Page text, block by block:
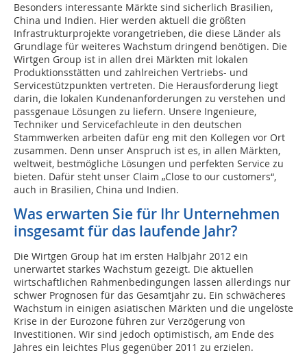
Besonders interessante Märkte sind sicherlich Brasilien,
China und Indien. Hier werden aktuell die größten
Infrastrukturprojekte vorangetrieben, die diese Länder als
Grundlage für weiteres Wachstum dringend benötigen. Die
Wirtgen Group ist in allen drei Märkten mit lokalen
Produktionsstätten und zahlreichen Vertriebs- und
Servicestützpunkten vertreten. Die Herausforderung liegt
darin, die lokalen Kundenanforderungen zu verstehen und
passgenaue Lösungen zu liefern. Unsere Ingenieure,
Techniker und Servicefachleute in den deutschen
Stammwerken arbeiten dafür eng mit den Kollegen vor Ort
zusammen. Denn unser Anspruch ist es, in allen Märkten,
weltweit, bestmögliche Lösungen und perfekten Service zu
bieten. Dafür steht unser Claim „Close to our customers“,
auch in Brasilien, China und Indien.
Was erwarten Sie für Ihr Unternehmen
insgesamt für das laufende Jahr?
Die Wirtgen Group hat im ersten Halbjahr 2012 ein
unerwartet starkes Wachstum gezeigt. Die aktuellen
wirtschaftlichen Rahmenbedingungen lassen allerdings nur
schwer Prognosen für das Gesamtjahr zu. Ein schwächeres
Wachstum in einigen asiatischen Märkten und die ungelöste
Krise in der Eurozone führen zur Verzögerung von
Investitionen. Wir sind jedoch optimistisch, am Ende des
Jahres ein leichtes Plus gegenüber 2011 zu erzielen.